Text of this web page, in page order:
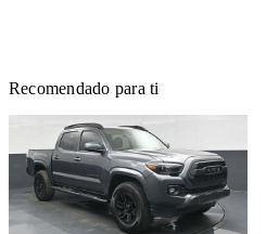
Recomendado para ti